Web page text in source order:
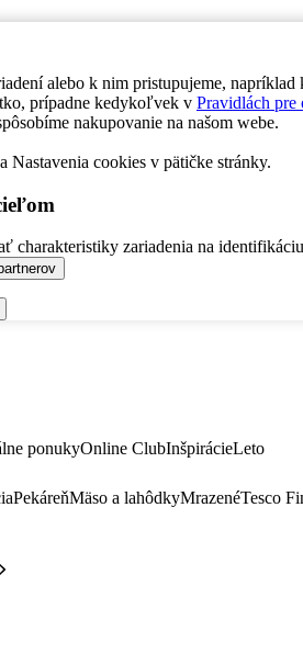
alebo k nim pristupujeme,
prípadne kedykoľvek v Pravidlách pre
nakupovanie na našom webe.
Nastavenia cookies v pätičke stránky.
charakteristiky zariadenia na
ponukyOnline ClubInšpirácieLeto
PekáreňMäso a lahôdkyMrazenéTesco